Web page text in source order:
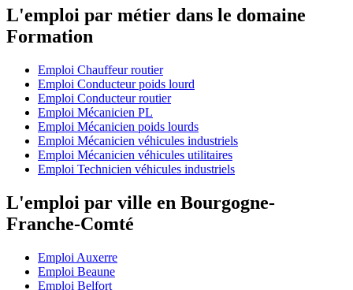
L'emploi par métier dans le domaine
Formation
Emploi Chauffeur routier
Emploi Conducteur poids lourd
Emploi Conducteur routier
Emploi Mécanicien PL
Emploi Mécanicien poids lourds
Emploi Mécanicien véhicules industriels
Emploi Mécanicien véhicules utilitaires
Emploi Technicien véhicules industriels
L'emploi par ville en Bourgogne-
Franche-Comté
Emploi Auxerre
Emploi Beaune
Emploi Belfort